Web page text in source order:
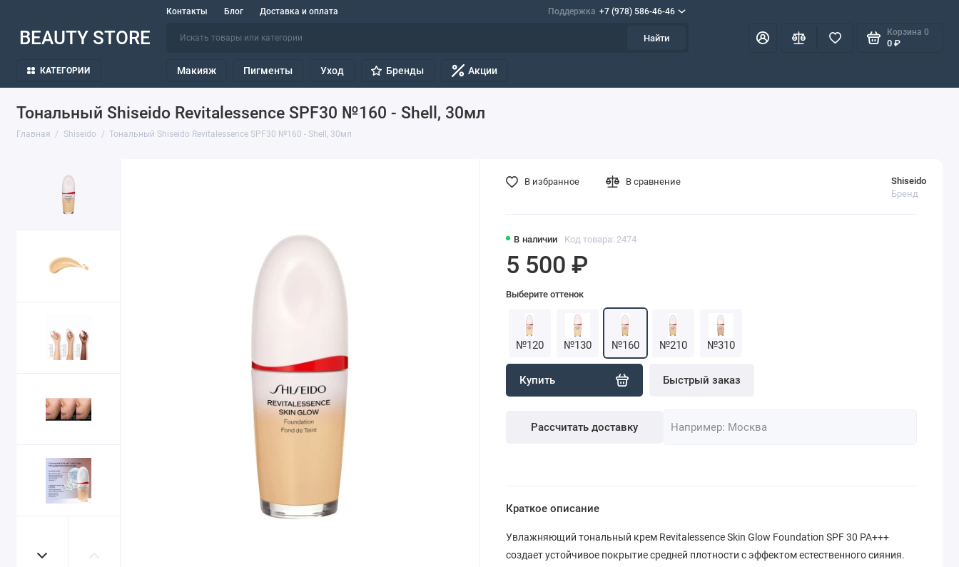
Контакты Блог Доставка и оплата Поддержка +7 (978) 586-46-46
BEAUTY STORE Найти
Корзина 0
0 ₽
КАТЕГОРИИ Макияж Пигменты Уход Бренды Акции
Тональный Shiseido Revitalessence SPF30 №160 - Shell, 30мл
Главная Shiseido Тональный Shiseido Revitalessence SPF30 №160 - Shell, 30мл
В наличии Код товара: 2474
Shiseido
Бренд
5 500 ₽
Выберите оттенок
№120 №130 №160 №210 №310
Купить Быстрый заказ
Рассчитать доставку
В избранное В сравнение
Краткое описание
Увлажняющий тональный крем Revitalessence Skin Glow Foundation SPF 30 PA+++
создает устойчивое покрытие средней плотности с эффектом естественного сияния.